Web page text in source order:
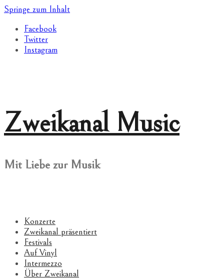
Springe zum Inhalt
Facebook
Twitter
Instagram
Zweikanal Music
Mit Liebe zur Musik
Konzerte
Zweikanal präsentiert
Festivals
Auf Vinyl
Intermezzo
Über Zweikanal